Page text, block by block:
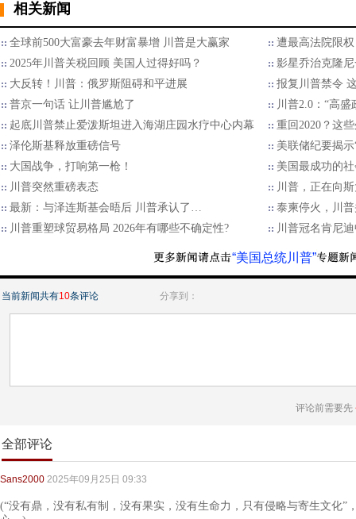
相关新闻
全球前500大富豪去年财富暴增 川普是大赢家
遭最高法院限
2025年川普关税回顾 美国人过得好吗？
影星乔治克隆
大反转！川普：俄罗斯阻碍和平进展
报复川普禁令
普京一句话 让川普尴尬了
川普2.0：“高盛
起底川普禁止爱泼斯坦进入海湖庄园水疗中心内幕
重回2020？这
泽伦斯基释放重磅信号
美联储纪要揭
大国战争，打响第一枪！
美国最成功的
川普突然重磅表态
川普，正在向
最新：与泽连斯基会晤后 川普承认了…
泰柬停火，川
川普重塑球贸易格局 2026年有哪些不确定性?
川普冠名肯尼
“美国总统川普”
当前新闻共有10条评论 分享到：
评论前需要先
全部评论
Sans2000 2025年09月25日 09:33
(“没有鼎，没有私有制，没有果实，没有生命力，只有侵略与寄生文化”